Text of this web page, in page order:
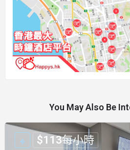
You May Also Be
$113每小時